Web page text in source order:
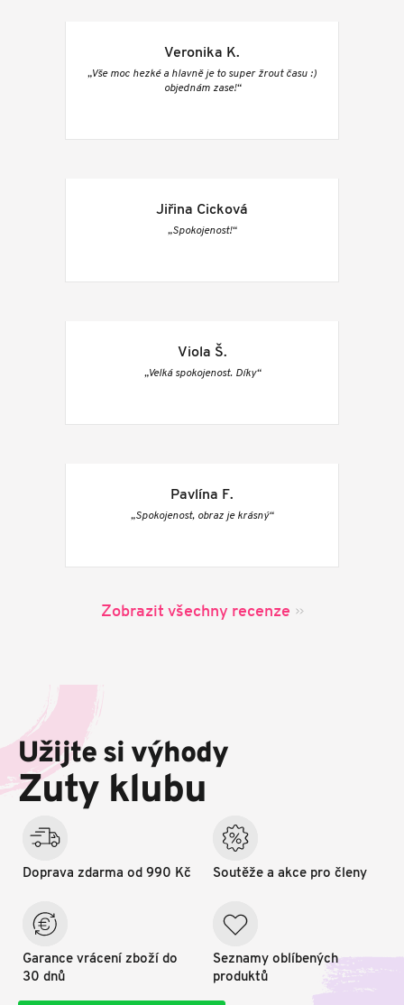
Veronika K.
„Vše moc hezké a hlavně je to super žrout času :)
objednám zase!“
Jiřina Cicková
„Spokojenost!“
Viola Š.
„Velká spokojenost. Díky“
Pavlína F.
„Spokojenost, obraz je krásný“
Zobrazit všechny recenze
a
í
Užijte si výhody
Zuty klubu
Doprava zdarma od 990 Kč
Garance vrácení zboží do
30 dnů
Soutěže a akce pro členy
Seznamy oblíbených
produktů